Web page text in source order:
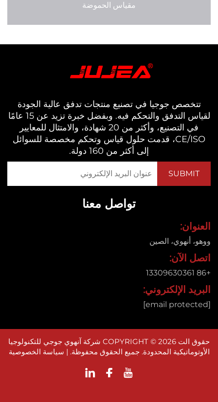
مقياس الحموضة
جوجيا في تصنيع منتجات تدفق عالية الجودة
لقياس التدفق والتحكم فيه. وبفضل خبرة تزيد عن 15 عامًا
في التصنيع، وأكثر من 20 شهادة، والامتثال للمعايير
CE/ISO، قدمت حلول قياس وتحكم مخصصة للسوائل
إلى أكثر من 160 دولة.
تواصل معنا
أنهوي، الصين
الآن:
الإلكتروني:
حقوق الت COPYRIGHT © 2026 شركة آنهوي جوجي للتكنولوجيا
المحدودة. جميع الحقوق محفوظة. |سياسة الخصوصية